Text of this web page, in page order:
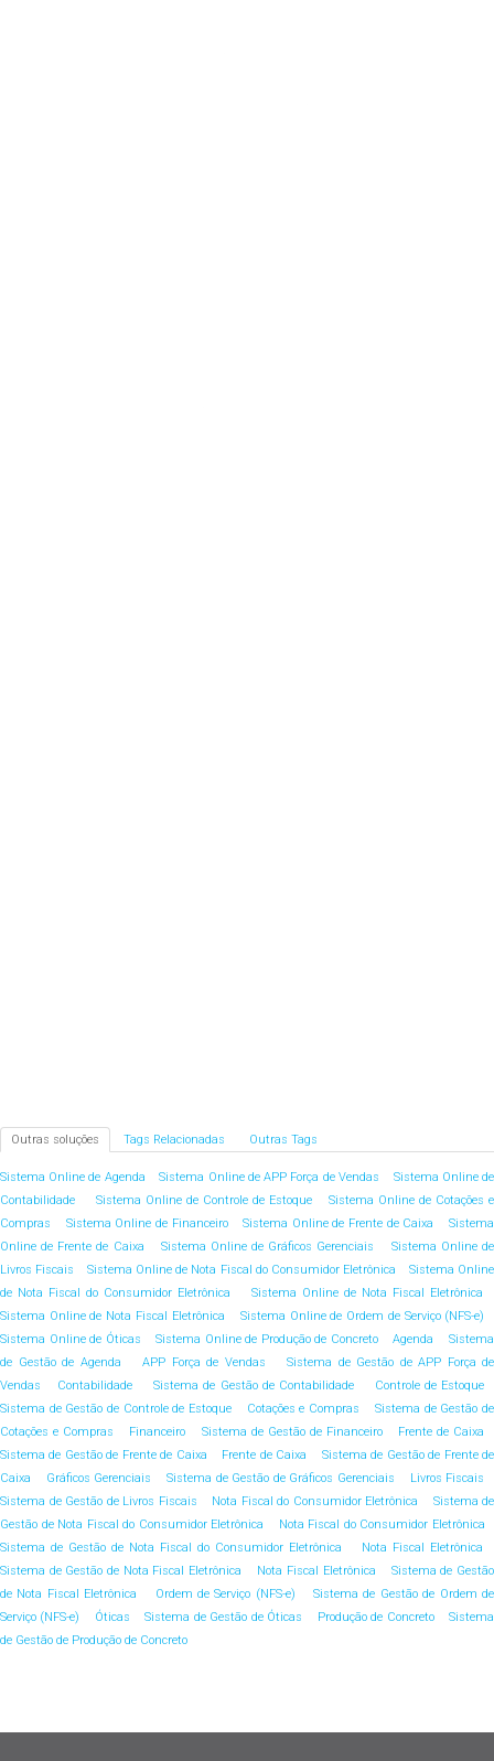
Outras soluções Tags Relacionadas Outras Tags
Sistema Online de Agenda Sistema Online de APP Força de Vendas
Sistema Online de
Contabilidade
Sistema Online de Controle de Estoque
Sistema Online de Cotações e
Compras
Sistema Online de Financeiro Sistema Online de Frente de Caixa
Sistema
Online de Frente de Caixa
Sistema Online de Gráficos Gerenciais
Sistema Online de
Livros Fiscais
Sistema Online de Nota Fiscal do Consumidor Eletrônica
Sistema Online
de Nota Fiscal do Consumidor Eletrônica
Sistema Online de Nota Fiscal Eletrônica
Sistema Online de Nota Fiscal Eletrônica
Sistema Online de Ordem de Serviço (NFS-e)
Sistema Online de Óticas
Sistema Online de Produção de Concreto Agenda
Sistema
de Gestão de Agenda
APP Força de Vendas
Sistema de Gestão de APP Força de
Vendas
Contabilidade Sistema de Gestão de Contabilidade
Controle de Estoque
Sistema de Gestão de Controle de Estoque
Cotações e Compras
Sistema de Gestão de
Cotações e Compras
Financeiro Sistema de Gestão de Financeiro
Frente de Caixa
Sistema de Gestão de Frente de Caixa
Frente de Caixa
Sistema de Gestão de Frente de
Caixa
Gráficos Gerenciais Sistema de Gestão de Gráficos Gerenciais
Livros Fiscais
Sistema de Gestão de Livros Fiscais
Nota Fiscal do Consumidor Eletrônica
Sistema de
Gestão de Nota Fiscal do Consumidor Eletrônica
Nota Fiscal do Consumidor Eletrônica
Sistema de Gestão de Nota Fiscal do Consumidor Eletrônica
Nota Fiscal Eletrônica
Sistema de Gestão de Nota Fiscal Eletrônica
Nota Fiscal Eletrônica
Sistema de Gestão
de Nota Fiscal Eletrônica
Ordem de Serviço (NFS-e)
Sistema de Gestão de Ordem de
Serviço (NFS-e)
Óticas Sistema de Gestão de Óticas Produção de Concreto
Sistema
de Gestão de Produção de Concreto